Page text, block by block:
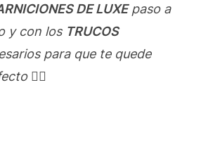
DE LUXEpaso a
y con los TRUCOS
para que te quede
👌🏻